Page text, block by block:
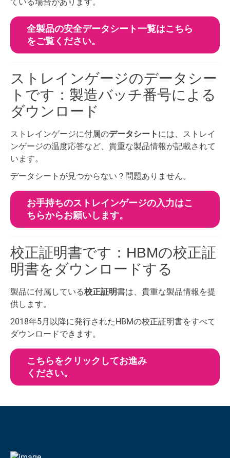
全製品の安全データシート一覧はこちら
をご覧ください。
ストレインゲージのデータシー
トです：製造バッチ番号による
ダウンロード
ストレインゲージに付属のデータシート には、ストレイ
ンゲージの温度応答など、貴重な製品情報が記載されて
います。
データシートが見つからない？問題ありません。
お手持ちのストレインゲージの入力はこ
ちらからお願いします。
校正証明書です：HBMの校正証
明書をダウンロードする
製品に付属している校正証明書は、貴重な製品情報を提
供します。
2018年5月以降に発行されたHBMの校正証明書をすべて
ダウンロードできます。
こちらをクリックしてお進み
ください。